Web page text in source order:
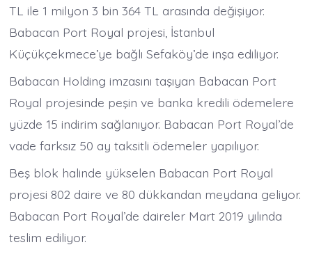
TL ile 1 milyon 3 bin 364 TL arasında değişiyor.
Babacan Port Royal projesi, İstanbul
Küçükçekmece’ye bağlı Sefaköy’de inşa ediliyor.
Babacan Holding imzasını taşıyan Babacan Port
Royal projesinde peşin ve banka kredili ödemelere
yüzde 15 indirim sağlanıyor. Babacan Port Royal’de
vade farksız 50 ay taksitli ödemeler yapılıyor.
Beş blok halinde yükselen Babacan Port Royal
projesi 802 daire ve 80 dükkandan meydana geliyor.
Babacan Port Royal’de daireler Mart 2019 yılında
teslim ediliyor.